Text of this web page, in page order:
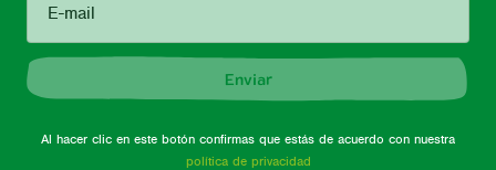
E-mail
Enviar
Al hacer clic en este botón confirmas que estás de acuerdo con nuestra
política de privacidad